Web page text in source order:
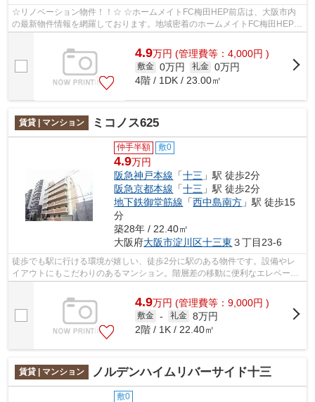
☆リノベーション物件！！☆ ☆ホームメイトFC梅田HEP前店は、大阪市内
の最新物件情報を網羅しております。地域密着のホームメイトFC梅田HEP前
4.9万円 (管理費等：4,000円 )
敷金 0万円 礼金 0万円
4階 / 1DK / 23.00㎡
賃貸 | マンション ミコノス625
仲手半額 敷0
4.9万円
阪急神戸本線 「十三 」駅 徒歩2分
阪急京都本線 「十三 」駅 徒歩2分
地下鉄御堂筋線 「西中島南方 」駅 徒歩15
分
築28年 / 22.40㎡
大阪府大阪市淀川区十三東 ３丁目23-6
徒歩でも駅に行ける環境が嬉しい、徒歩2分に駅のある物件です。設備やレ
イアウトにもこだわりのあるマンション。階層差の移動に便利なエレベータ
4.9万円 (管理費等：9,000円 )
敷金 - 礼金 8万円
2階 / 1K / 22.40㎡
賃貸 | マンション ノルデンハイムリバーサイド十三
敷0